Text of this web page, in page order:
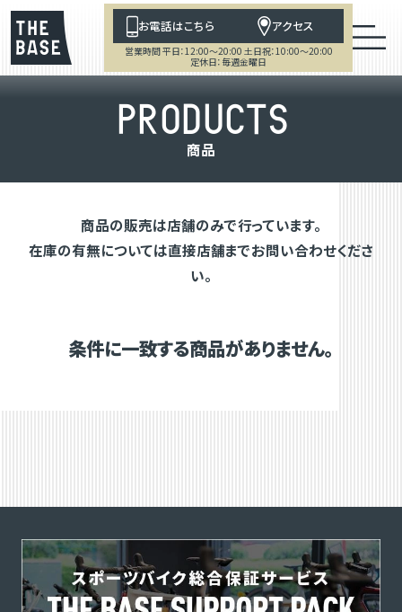
お電話はこちら アクセス
営業時間 平日：12:00～20:00 土日祝：10:00～20:00
定休日：毎週金曜日
PRODUCTS
商品
商品の販売は店舗のみで行っています。
在庫の有無については直接店舗までお問い合わせくださ
い。
条件に一致する商品がありません。